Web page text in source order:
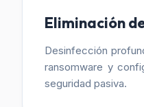
Eliminación
Desinfección
ransomware y
seguridad pasiva.